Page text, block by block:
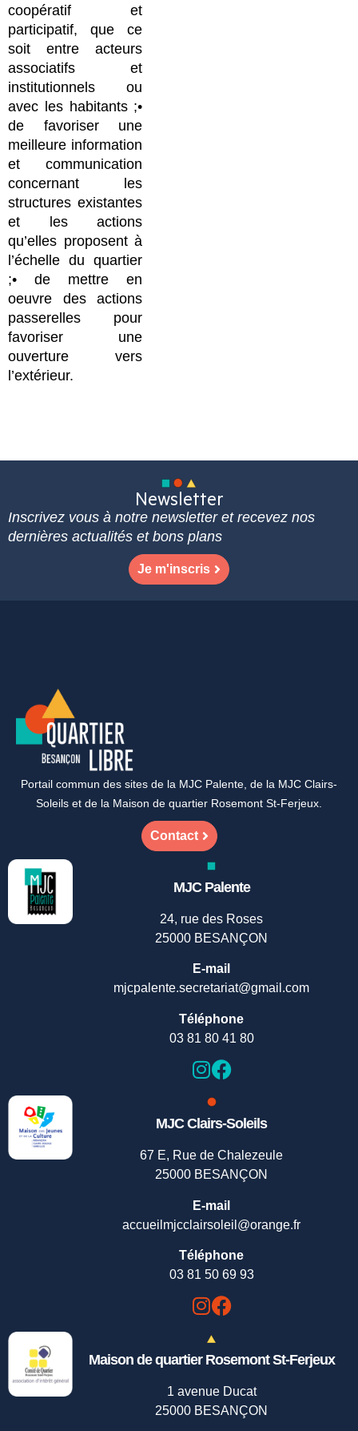
coopératif et
participatif, que ce
soit entre acteurs
associatifs et
institutionnels ou
avec les habitants ;•
de favoriser une
meilleure information
et communication
concernant les
structures existantes
et les actions
qu’elles proposent à
l’échelle du quartier
;• de mettre en
oeuvre des actions
passerelles pour
favoriser une
ouverture vers
l’extérieur.
Newsletter
Inscrivez vous à notre newsletter et recevez nos
dernières actualités et bons plans
Je m'inscris
Portail commun des sites de la MJC Palente, de la MJC Clairs-
Soleils et de la Maison de quartier Rosemont St-Ferjeux.
Contact
MJC Palente
24, rue des Roses
25000 BESANÇON
E-mail
mjcpalente.secretariat@gmail.com
Téléphone
03 81 80 41 80
MJC Clairs-Soleils
67 E, Rue de Chalezeule
25000 BESANÇON
E-mail
accueilmjcclairsoleil@orange.fr
Téléphone
03 81 50 69 93
Maison de quartier Rosemont St-Ferjeux
1 avenue Ducat
25000 BESANÇON